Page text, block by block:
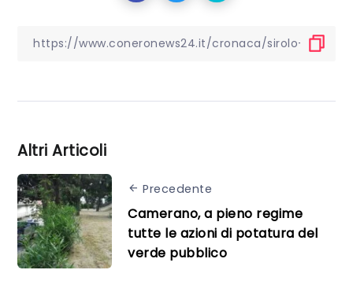
Altri Articoli
Precedente
Camerano, a pieno regime
tutte le azioni di potatura del
verde pubblico